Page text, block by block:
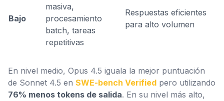
Bajo
masiva,
procesamiento
batch, tareas
repetitivas
Respuestas eficientes
para alto volumen
En nivel medio, Opus 4.5 iguala la mejor puntuación
de Sonnet 4.5 en SWE-bench Verified pero utilizando
76% menos tokens de salida. En su nivel más alto,